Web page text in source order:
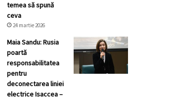
temea să spună
ceva
24 martie 2026
Maia Sandu: Rusia
poartă
responsabilitatea
pentru
deconectarea liniei
electrice Isaccea –